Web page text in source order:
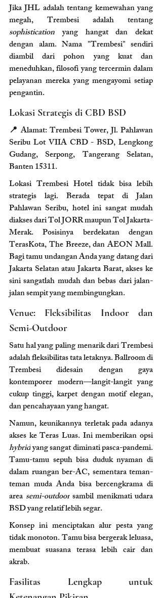
Jika JHL adalah tentang kemewahan yang
sophistication yang hangat dan dekat
dengan alam. Nama "Trembesi" sendiri
diambil dari pohon yang kuat dan
meneduhkan, filosofi yang tercermin dalam
pelayanan mereka yang mengayomi setiap
pengantin.
Lokasi Strategis di CBD BSD
📍 Alamat: Trembesi Tower, Jl. Pahlawan
Seribu Lot VIIA CBD - BSD, Lengkong
Gudang, Serpong, Tangerang Selatan,
Banten 15311.
Lokasi Trembesi Hotel tidak bisa lebih
strategis lagi. Berada tepat di Jalan
Pahlawan Seribu, hotel ini sangat mudah
diakses dari Tol JORR maupun Tol Jakarta-
Merak. Posisinya berdekatan dengan
TerasKota, The Breeze, dan AEON Mall.
Bagi tamu undangan Anda yang datang dari
Jakarta Selatan atau Jakarta Barat, akses ke
sini sangatlah mudah dan bebas dari jalan-
jalan sempit yang membingungkan.
Venue: Fleksibilitas Indoor dan
Semi-Outdoor
Satu hal yang paling menarik dari Trembesi
adalah fleksibilitas tata letaknya. Ballroom di
Trembesi didesain dengan gaya
kontemporer modern—langit-langit yang
cukup tinggi, karpet dengan motif elegan,
dan pencahayaan yang hangat.
Namun, keunikannya terletak pada adanya
akses ke Teras Luas. Ini memberikan opsi
hybrid yang sangat diminati pasca-pandemi.
Tamu-tamu sepuh bisa duduk nyaman di
dalam ruangan ber-AC, sementara teman-
teman muda Anda bisa bercengkrama di
area semi-outdoor sambil menikmati udara
BSD yang relatif lebih segar.
Konsep ini menciptakan alur pesta yang
tidak monoton. Tamu bisa bergerak leluasa,
membuat suasana terasa lebih cair dan
akrab.
Fasilitas Lengkap untuk